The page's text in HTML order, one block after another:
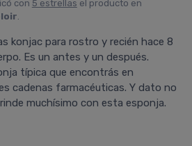
con 5 estrellas el producto en
.
konjac para rostro y recién hace 8
Es un antes y un después.
típica que encontrás en
cadenas farmacéuticas. Y dato no
muchísimo con esta esponja.